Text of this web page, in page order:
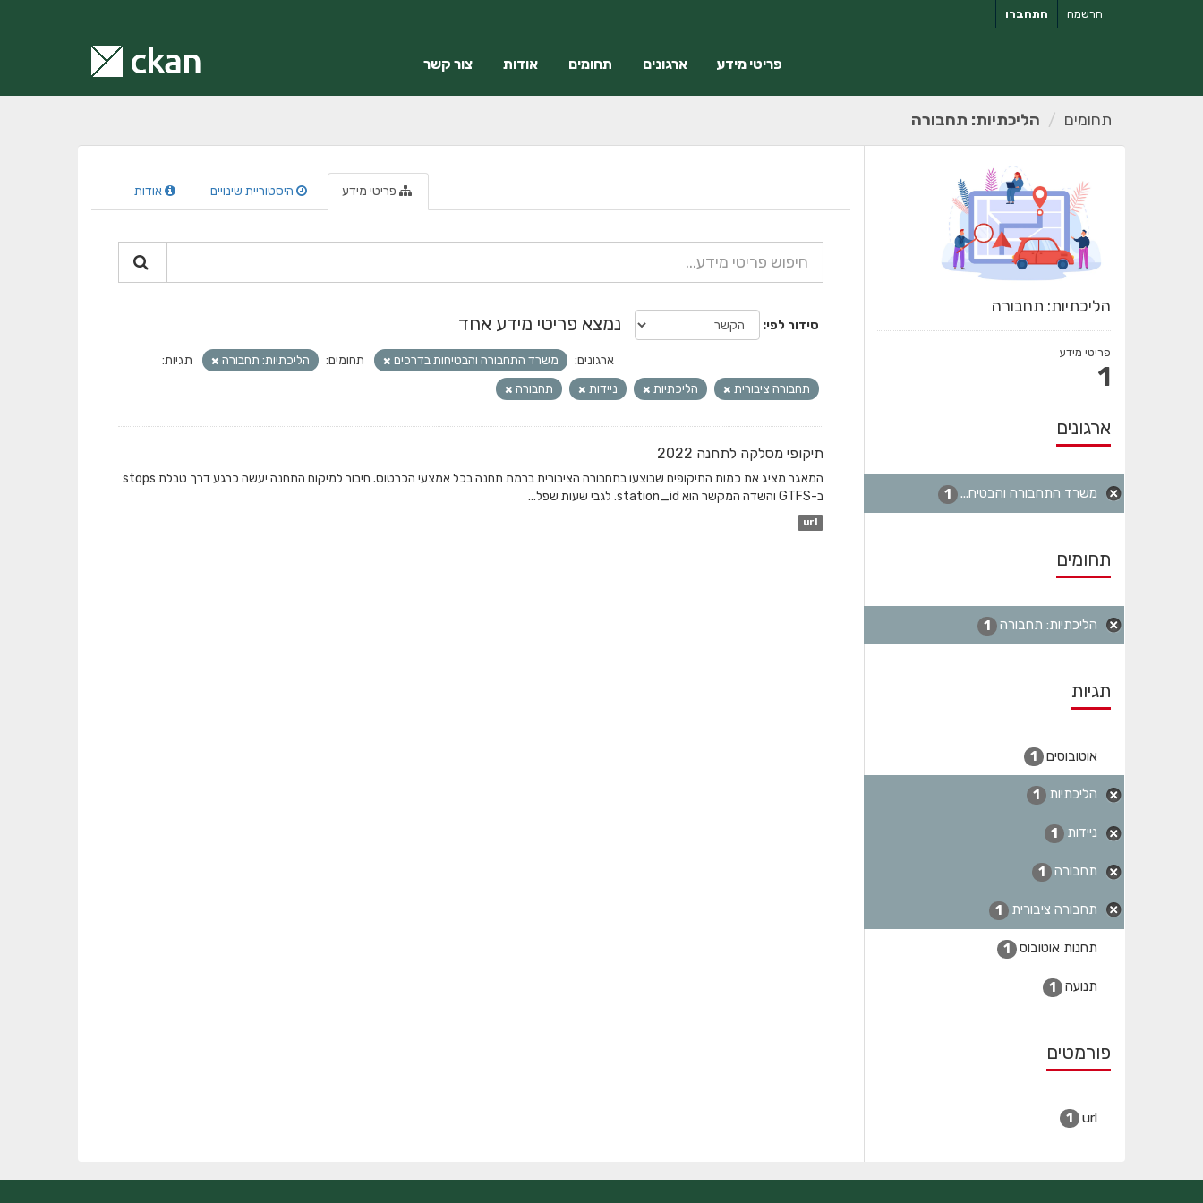
התחברו הרשמה
פריטי מידע ארגונים תחומים אודות צור קשר
תחומים הליכתיות: תחבורה
הליכתיות: תחבורה
פריטי מידע
1
ארגונים
משרד התחבורה והבטיח... 1
תחומים
הליכתיות: תחבורה 1
תגיות
אוטובוסים 1
הליכתיות 1
ניידות 1
תחבורה 1
תחבורה ציבורית 1
תחנות אוטובוס 1
תנועה 1
פורמטים
url
1
פריטי מידע היסטוריית שינויים אודות
סידור לפי נמצא פריטי מידע אחד
ארגונים: משרד התחבורה והבטיחות בדרכים תחומים: הליכתיות: תחבורה
תגיות:
תחבורה ציבורית
הליכתיות ניידות תחבורה
תיקופי מסלקה לתחנה 2022
המאגר מציג את כמות התיקופים שבוצעו בתחבורה הציבורית ברמת תחנה בכל אמצעי הכרטוס. חיבור למיקום התחנה יעשה כרגע דרך טבלת stops
ב-GTFS והשדה המקשר הוא station_id. לגבי שעות שפל...
url